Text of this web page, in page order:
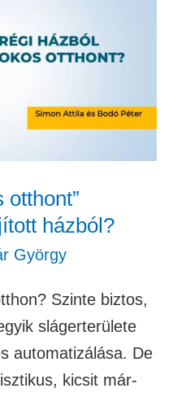
otthont”
házból?
György
Szinte biztos,
slágerterülete
automatizálása. De
kicsit már-